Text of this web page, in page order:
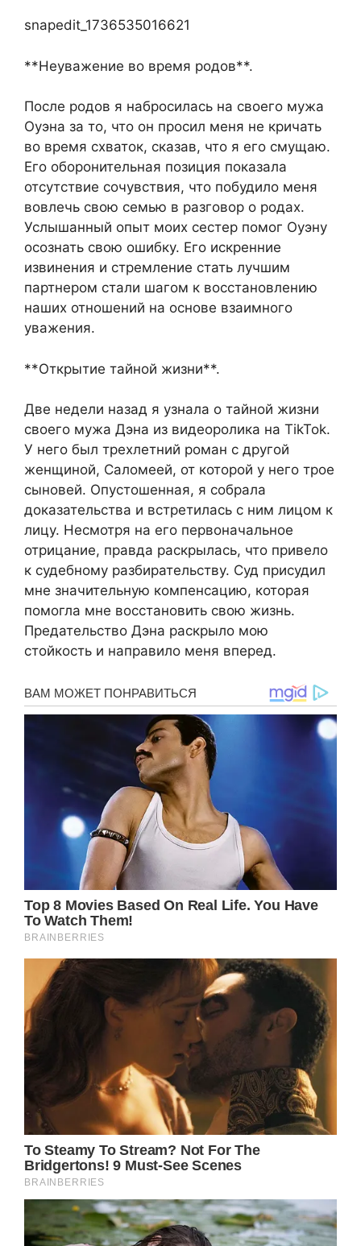
snapedit_1736535016621
**Неуважение во время родов**.
После родов я набросилась на своего мужа
Оуэна за то, что он просил меня не кричать
во время схваток, сказав, что я его смущаю.
Его оборонительная позиция показала
отсутствие сочувствия, что побудило меня
вовлечь свою семью в разговор о родах.
Услышанный опыт моих сестер помог Оуэну
осознать свою ошибку. Его искренние
извинения и стремление стать лучшим
партнером стали шагом к восстановлению
наших отношений на основе взаимного
уважения.
**Открытие тайной жизни**.
Две недели назад я узнала о тайной жизни
своего мужа Дэна из видеоролика на TikTok.
У него был трехлетний роман с другой
женщиной, Саломеей, от которой у него трое
сыновей. Опустошенная, я собрала
доказательства и встретилась с ним лицом к
лицу. Несмотря на его первоначальное
отрицание, правда раскрылась, что привело
к судебному разбирательству. Суд присудил
мне значительную компенсацию, которая
помогла мне восстановить свою жизнь.
Предательство Дэна раскрыло мою
стойкость и направило меня вперед.